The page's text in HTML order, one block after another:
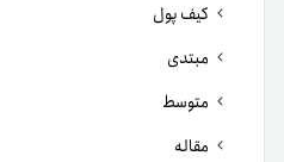
کیف پول
مبتدی
متوسط
مقاله